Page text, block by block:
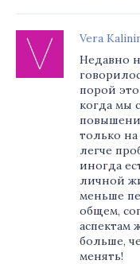
Vera
Недавно
порой
когда мы
только
легче
иногда
личной
меньше
общем,
аспектам
больше,
менять!